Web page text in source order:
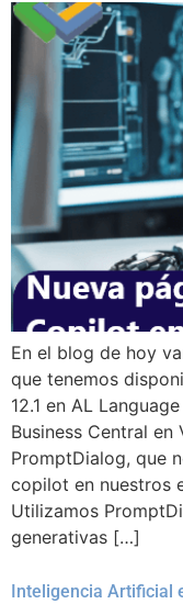
En el blog de hoy
que tenemos
12.1 en AL
Business Central
PromptDialog, que
copilot en nuestros
Utilizamos
generativas […]
Inteligencia Artificial